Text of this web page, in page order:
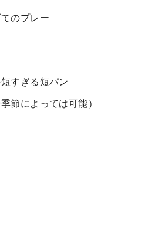
のプレー
すぎる短パン
節によっては可能）